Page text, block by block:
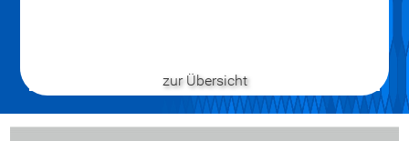
zur Übersicht